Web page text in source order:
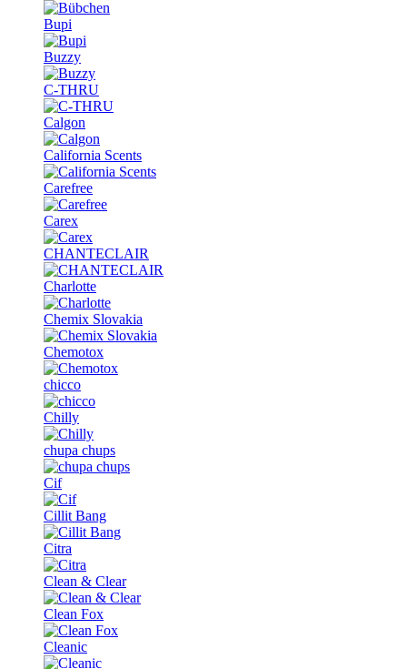
Bupi
Buzzy
C-THRU
Calgon
California Scents
Carefree
Carex
CHANTECLAIR
Charlotte
Chemix Slovakia
Chemotox
chicco
Chilly
chupa chups
Cif
Cillit Bang
Citra
Clean & Clear
Clean Fox
Cleanic